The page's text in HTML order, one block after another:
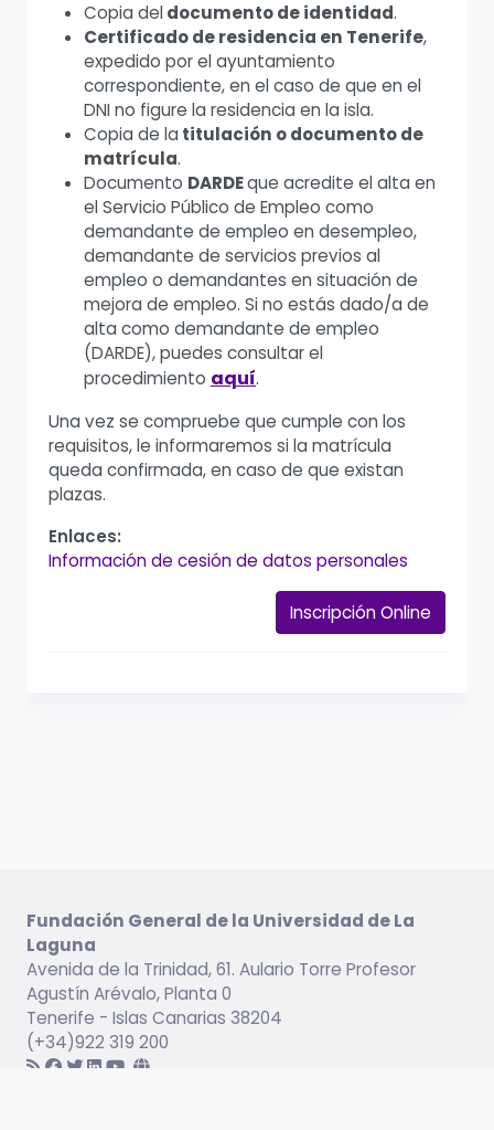
Copia del documento de identidad.
Certificado de residencia en Tenerife,
expedido por el ayuntamiento
correspondiente, en el caso de que en el
DNI no figure la residencia en la isla.
Copia de la titulación o documento de
matrícula.
Documento DARDEque acredite el alta en
el Servicio Público de Empleo como
demandante de empleo en desempleo,
demandante de servicios previos al
empleo o demandantes en situación de
mejora de empleo. Si no estás dado/a de
alta como demandante de empleo
(DARDE), puedes consultar el
procedimiento aquí.
Una vez se compruebe que cumple con los
requisitos, le informaremos si la matrícula
queda confirmada, en caso de que existan
plazas.
Enlaces:
Información de cesión de datos personales
Inscripción Online
Fundación General de la Universidad de La
Laguna
Avenida de la Trinidad, 61. Aulario Torre Profesor
Agustín Arévalo, Planta 0
Tenerife - Islas Canarias 38204
(+34)922 319 200